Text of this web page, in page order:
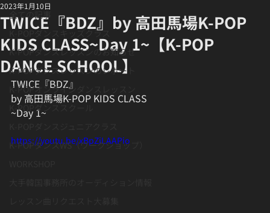
全ての記事
K-POPダンスキッズクラス
K-POPダンスレッスンのお知らせ
K-POPダンスレッスンのレポート
K-POPオンラインダンスレッスン
K-POPダンススクール
K-POPダンスWS（ワークショップ）
TWICE『BDZ』by 高田馬場K-POP
KIDS CLASS~Day 1~【K-POP
DANCE SCHOOL】
2023年1月10日
TWICE『BDZ』
by 高田馬場K-POP KIDS CLASS
~Day 1~
https://youtu.be/xBpZiLAAPio